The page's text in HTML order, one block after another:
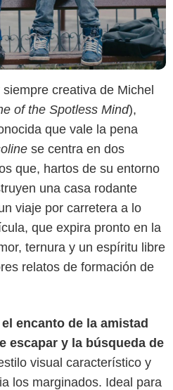
creativa de Michel
of the Spotless Mind),
que vale la pena
se centra en dos
que, hartos de su entorno
una casa rodante
viaje por carretera a lo
que expira pronto en la
ternura y un espíritu libre
relatos de formación de
encanto de la amistad
escapar y la búsqueda de
visual característico y
los marginados. Ideal para
MUBI